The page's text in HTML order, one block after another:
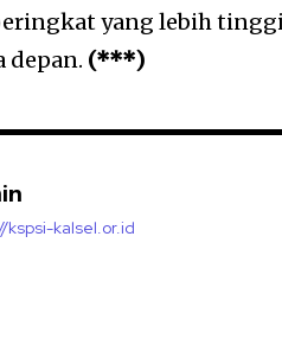
yang lebih
depan. (***)
kspsi-kalsel.or.id